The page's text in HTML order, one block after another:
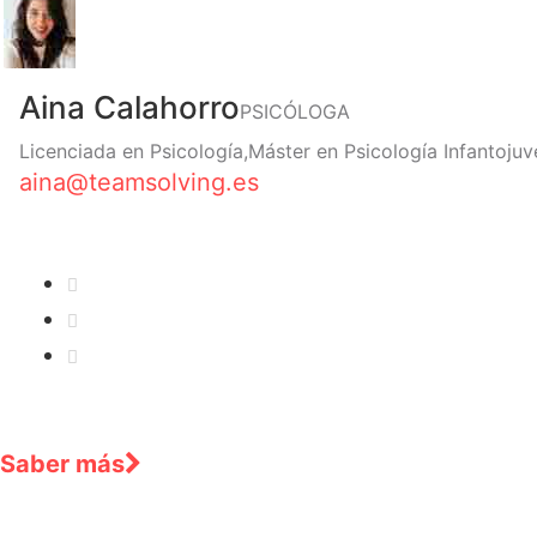
Aina CalahorroPSICÓLOGA
Licenciada en Psicología,Máster en Psicología
aina@teamsolving.es
Saber más